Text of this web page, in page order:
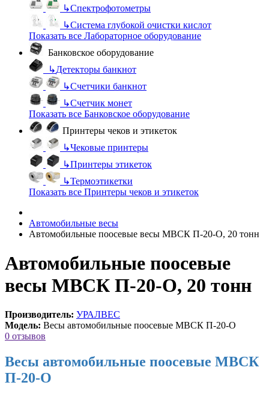
↳Спектрофотометры
↳Система глубокой очистки кислот
Показать все Лабораторное оборудование
Банковское оборудование
↳Детекторы банкнот
↳Счетчики банкнот
↳Счетчик монет
Показать все Банковское оборудование
Принтеры чеков и этикеток
↳Чековые принтеры
↳Принтеры этикеток
↳Термоэтикетки
Показать все Принтеры чеков и этикеток
Автомобильные весы
Автомобильные поосевые весы МВСК П-20-О, 20 тонн
Автомобильные поосевые
весы МВСК П-20-О, 20 тонн
Производитель: УРАЛВЕС
Модель: Весы автомобильные поосевые МВСК П-20-О
0 отзывов
Весы автомобильные поосевые МВСК
П-20-О